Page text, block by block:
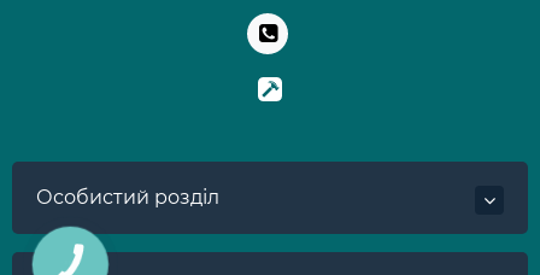
Особистий розділ
КНОПКА
ЗВ'ЯЗКУ